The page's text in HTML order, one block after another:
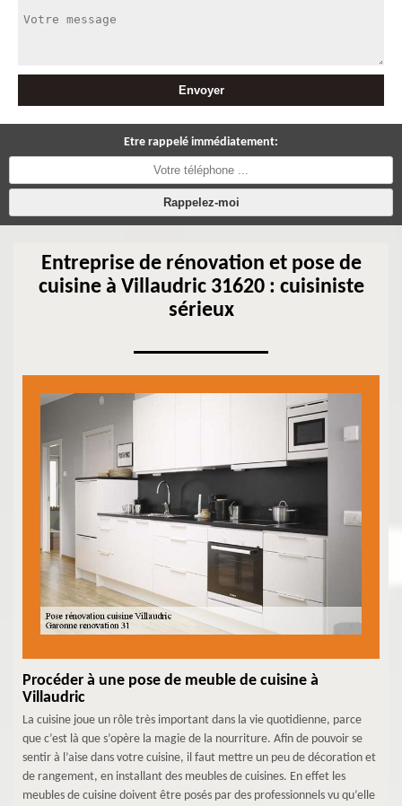
Etre rappelé immédiatement:
Entreprise de rénovation et pose de
cuisine à Villaudric 31620 : cuisiniste
sérieux
Procéder à une pose de meuble de cuisine à
Villaudric
La cuisine joue un rôle très important dans la vie quotidienne, parce
que c’est là que s’opère la magie de la nourriture. Afin de pouvoir se
sentir à l’aise dans votre cuisine, il faut mettre un peu de décoration et
de rangement, en installant des meubles de cuisines. En effet les
meubles de cuisine doivent être posés par des professionnels vu qu’elle